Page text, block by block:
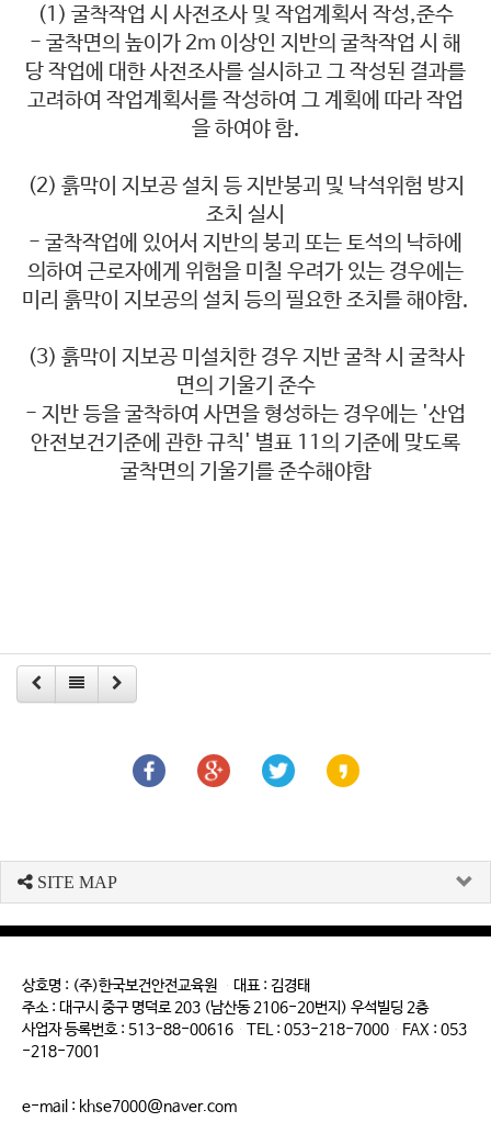
(1) 굴착작업 시 사전조사 및 작업계획서 작성,준수
- 굴착면의 높이가 2m 이상인 지반의 굴착작업 시 해
당 작업에 대한 사전조사를 실시하고 그 작성된 결과를
고려하여 작업계획서를 작성하여 그 계획에 따라 작업
을 하여야 함.
(2) 흙막이 지보공 설치 등 지반붕괴 및 낙석위험 방지
조치 실시
- 굴착작업에 있어서 지반의 붕괴 또는 토석의 낙하에
의하여 근로자에게 위험을 미칠 우려가 있는 경우에는
미리 흙막이 지보공의 설치 등의 필요한 조치를 해야함.
(3) 흙막이 지보공 미설치한 경우 지반 굴착 시 굴착사
면의 기울기 준수
- 지반 등을 굴착하여 사면을 형성하는 경우에는 '산업
안전보건기준에 관한 규칙' 별표 11의 기준에 맞도록
굴착면의 기울기를 준수해야함
SITE MAP
상호명 : (주)한국보건안전교육원 대표 : 김경태
주소 : 대구시 중구 명덕로 203 (남산동 2106-20번지) 우석빌딩 2층
사업자 등록번호 : 513-88-00616 TEL : 053-218-7000 FAX : 053
-218-7001
e-mail : khse7000@naver.com